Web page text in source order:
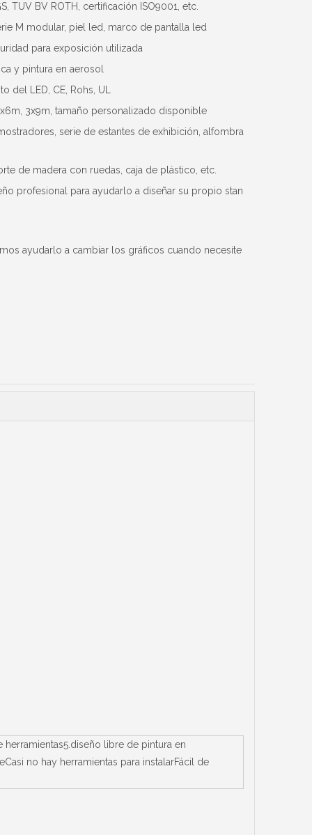
TUV BV ROTH, certificación ISO9001, etc.
M modular, piel led, marco de pantalla led
para exposición utilizada
y pintura en aerosol
del LED, CE, Rohs, UL
3x9m, tamaño personalizado disponible
serie de estantes de exhibición, alfombra
de madera con ruedas, caja de plástico, etc.
profesional para ayudarlo a diseñar su propio stan
ayudarlo a cambiar los gráficos cuando necesite
libre de pintura en
no hay herramientas para instalarFácil de